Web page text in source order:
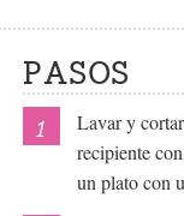
PASOS
Lavar y
recipiente
un plato con